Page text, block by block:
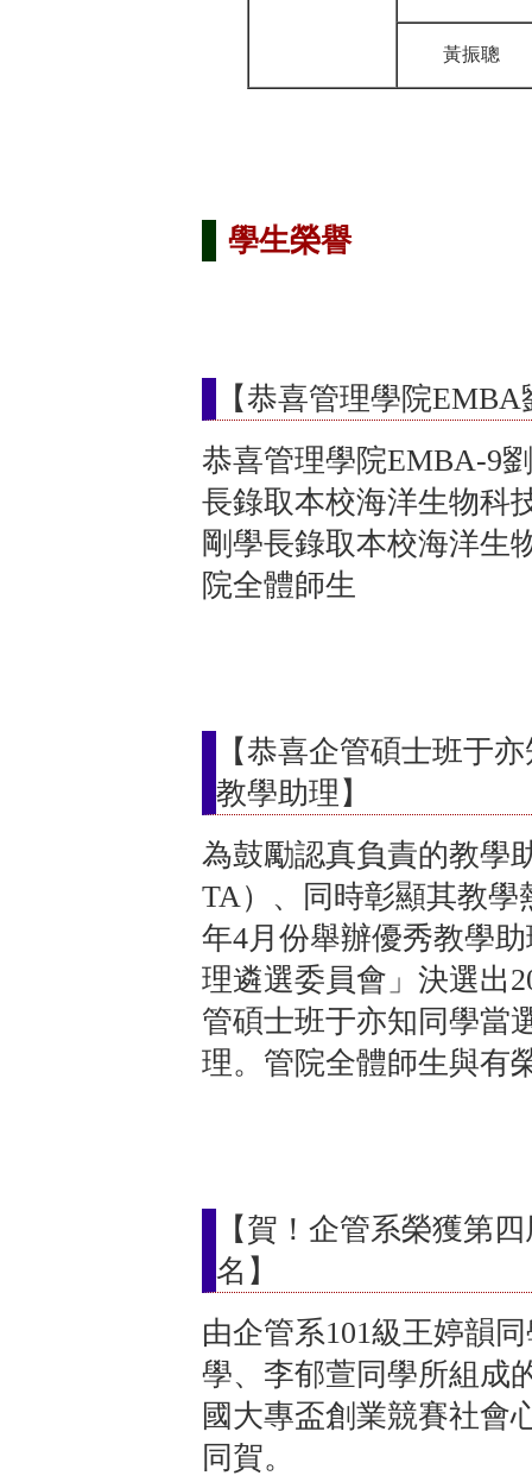
黃振聰
學生榮譽
【恭喜管理學院
恭喜管理學院EMBA-9
長錄取本校海洋生物科
剛學長錄取本校海洋生
院全體師生
【恭喜企管碩士班于
教學助理】
為鼓勵認真負責的教學
TA）、同時彰顯其教
年4月份舉辦優秀教學
理遴選委員會」決選出
管碩士班于亦知同學當
理。管院全體師生與有
【賀！企管系榮獲第
名】
由企管系101級王婷韻
學、李郁萱同學所組成
國大專盃創業競賽社會
同賀。